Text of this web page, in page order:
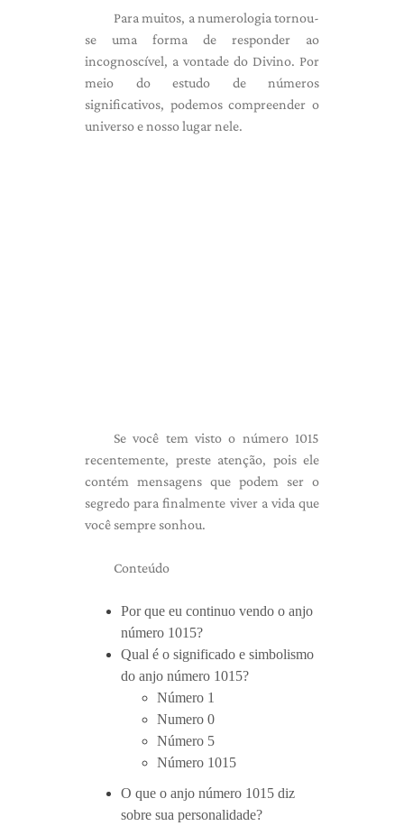
Para muitos, a numerologia tornou-
se uma forma de responder ao
incognoscível, a vontade do Divino. Por
meio do estudo de números
significativos, podemos compreender o
universo e nosso lugar nele.
Se você tem visto o número 1015
recentemente, preste atenção, pois ele
contém mensagens que podem ser o
segredo para finalmente viver a vida que
você sempre sonhou.
Conteúdo
Por que eu continuo vendo o anjo
número 1015?
Qual é o significado e simbolismo
do anjo número 1015?
Número 1
Numero 0
Número 5
Número 1015
O que o anjo número 1015 diz
sobre sua personalidade?